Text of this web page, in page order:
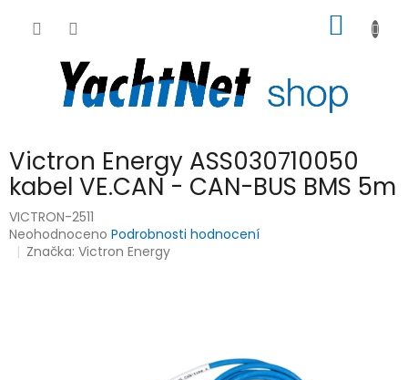
KOŠÍK
Victron Energy ASS030710050
kabel VE.CAN - CAN-BUS BMS 5m
VICTRON-2511
Průměrné
hodnocení
Neohodnoceno Podrobnosti hodnocení
Značka:Victron Energy